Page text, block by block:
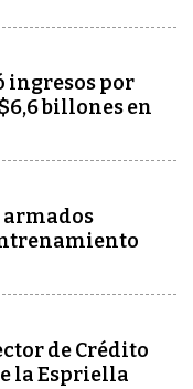
ingresos por
billones en
armados
de Crédito
la Espriella